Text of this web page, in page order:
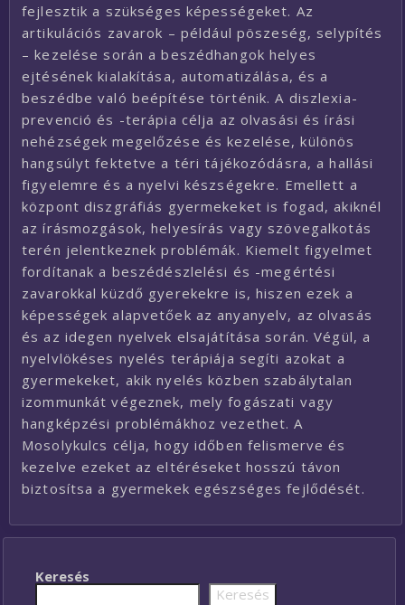
fejlesztik a szükséges képességeket. Az
artikulációs zavarok – például pöszeség, selypítés
– kezelése során a beszédhangok helyes
ejtésének kialakítása, automatizálása, és a
beszédbe való beépítése történik. A diszlexia-
prevenció és -terápia célja az olvasási és írási
nehézségek megelőzése és kezelése, különös
hangsúlyt fektetve a téri tájékozódásra, a hallási
figyelemre és a nyelvi készségekre. Emellett a
központ diszgráfiás gyermekeket is fogad, akiknél
az írásmozgások, helyesírás vagy szövegalkotás
terén jelentkeznek problémák. Kiemelt figyelmet
fordítanak a beszédészlelési és -megértési
zavarokkal küzdő gyerekekre is, hiszen ezek a
képességek alapvetőek az anyanyelv, az olvasás
és az idegen nyelvek elsajátítása során. Végül, a
nyelvlökéses nyelés terápiája segíti azokat a
gyermekeket, akik nyelés közben szabálytalan
izommunkát végeznek, mely fogászati vagy
hangképzési problémákhoz vezethet. A
Mosolykulcs célja, hogy időben felismerve és
kezelve ezeket az eltéréseket hosszú távon
biztosítsa a gyermekek egészséges fejlődését.
Keresés
Keresés